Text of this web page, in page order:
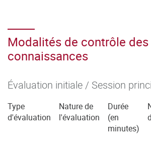
Modalités de contrôle des
connaissances
Évaluation initiale / Session
Type
d'évaluation
Nature de
l'évaluation
Durée
(en
minutes)